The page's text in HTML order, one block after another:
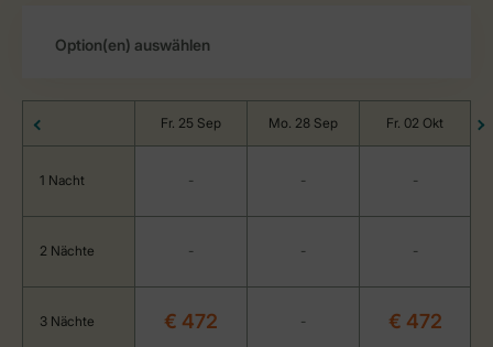
Fr. 25 Sep Mo. 28 Sep Fr. 02 Okt
1 Nacht - - -
2 Nächte - - -
3 Nächte € 472 - € 472